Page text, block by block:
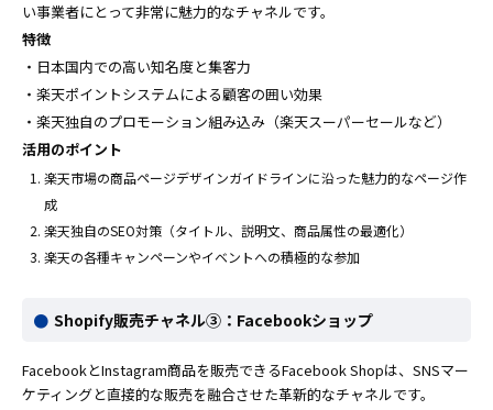
い事業者にとって非常に魅力的なチャネルです。
特徴
・日本国内での高い知名度と集客力
・楽天ポイントシステムによる顧客の囲い効果
・楽天独自のプロモーション組み込み（楽天スーパーセールなど）
活用のポイント
楽天市場の商品ページデザインガイドラインに沿った魅力的なページ作
成
楽天独自のSEO対策（タイトル、説明文、商品属性の最適化）
楽天の各種キャンペーンやイベントへの積極的な参加
Shopify販売チャネル③：Facebookショップ
FacebookとInstagram商品を販売できるFacebook Shopは、SNSマー
ケティングと直接的な販売を融合させた革新的なチャネルです。